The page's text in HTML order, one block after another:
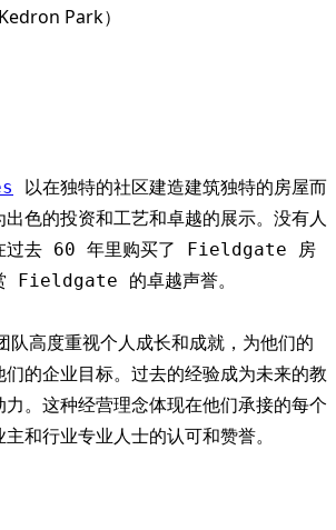
Park）
以在独特的社区建造建筑独特的房屋而
色的投资和工艺和卓越的展示。没有人
过去 60 年里购买了 Fieldgate 房
Fieldgate 的卓越声誉。
高度重视个人成长和成就，为他们的
的企业目标。过去的经验成为未来的教
。这种经营理念体现在他们承接的每个
和行业专业人士的认可和赞誉。